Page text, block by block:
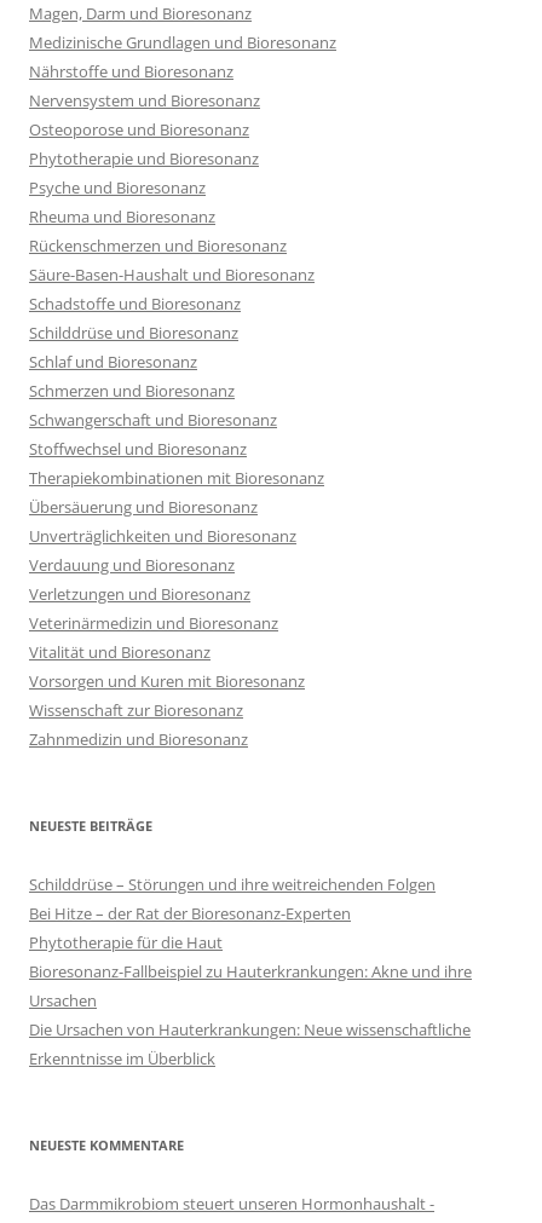
Magen, Darm und Bioresonanz
Medizinische Grundlagen und Bioresonanz
Nährstoffe und Bioresonanz
Nervensystem und Bioresonanz
Osteoporose und Bioresonanz
Phytotherapie und Bioresonanz
Psyche und Bioresonanz
Rheuma und Bioresonanz
Rückenschmerzen und Bioresonanz
Säure-Basen-Haushalt und Bioresonanz
Schadstoffe und Bioresonanz
Schilddrüse und Bioresonanz
Schlaf und Bioresonanz
Schmerzen und Bioresonanz
Schwangerschaft und Bioresonanz
Stoffwechsel und Bioresonanz
Therapiekombinationen mit Bioresonanz
Übersäuerung und Bioresonanz
Unverträglichkeiten und Bioresonanz
Verdauung und Bioresonanz
Verletzungen und Bioresonanz
Veterinärmedizin und Bioresonanz
Vitalität und Bioresonanz
Vorsorgen und Kuren mit Bioresonanz
Wissenschaft zur Bioresonanz
Zahnmedizin und Bioresonanz
NEUESTE BEITRÄGE
Schilddrüse – Störungen und ihre weitreichenden Folgen
Bei Hitze – der Rat der Bioresonanz-Experten
Phytotherapie für die Haut
Bioresonanz-Fallbeispiel zu Hauterkrankungen: Akne und ihre
Ursachen
Die Ursachen von Hauterkrankungen: Neue wissenschaftliche
Erkenntnisse im Überblick
NEUESTE KOMMENTARE
Das Darmmikrobiom steuert unseren Hormonhaushalt -